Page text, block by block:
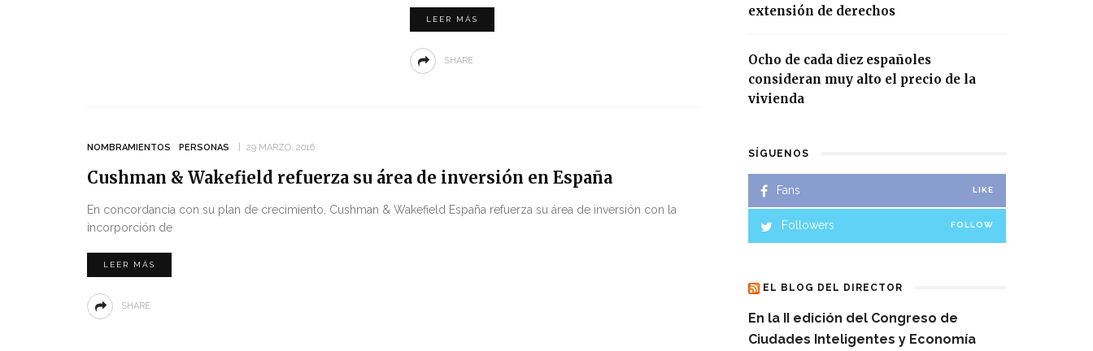
LEER MÁS
SHARE
NOMBRAMIENTOS PERSONAS 29 MARZO, 2016
Cushman & Wakefield refuerza su área de inversión en España
En concordancia con su plan de crecimiento, Cushman & Wakefield España refuerza su área de inversión con la
incorporción de
LEER MÁS
SHARE
extensión de derechos
Ocho de cada diez españoles
consideran muy alto el precio de la
vivienda
SÍGUENOS
Fans LIKE
Followers FOLLOW
EL BLOG DEL DIRECTOR
En la II edición del Congreso de
Ciudades Inteligentes y Economía